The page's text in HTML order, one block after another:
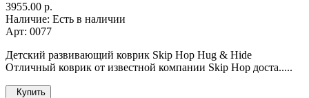
3955.00 р.
Наличие: Есть в наличии
Арт: 0077
Детский развивающий коврик Skip Hop Hug & Hide
Отличный коврик от известной компании Skip Hop доста.....
Купить